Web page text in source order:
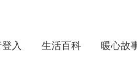
入 生活百科 暖心故